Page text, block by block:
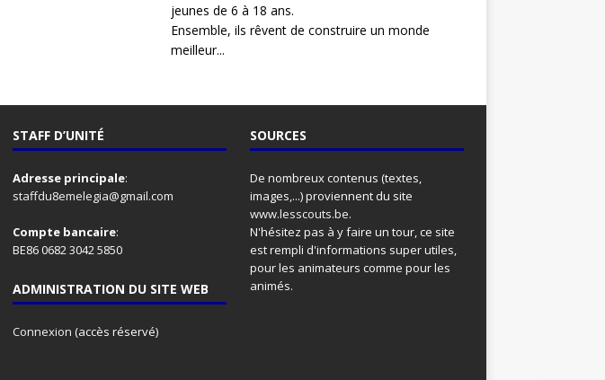
jeunes de 6 à 18 ans.
Ensemble, ils rêvent de construire un monde
meilleur...
STAFF D’UNITÉ
Adresse principale:
staffdu8emelegia@gmail.com
Compte bancaire:
BE86 0682 3042 5850
ADMINISTRATION DU SITE WEB
Connexion (accès réservé)
SOURCES
De nombreux contenus (textes,
images,...) proviennent du site
www.lesscouts.be.
N'hésitez pas à y faire un tour, ce site
est rempli d'informations super utiles,
pour les animateurs comme pour les
animés.